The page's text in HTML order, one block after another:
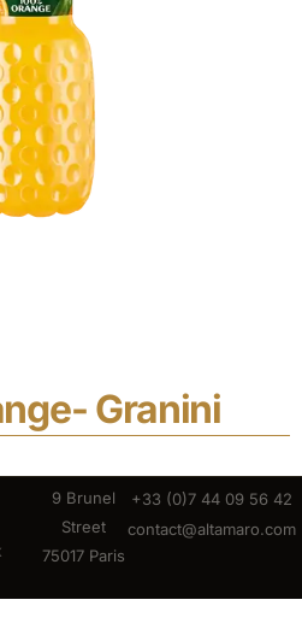
Granini
9 Brunel
Street
75017 Paris
+33 (0)7 44 09 56 42
contact@altamaro.com